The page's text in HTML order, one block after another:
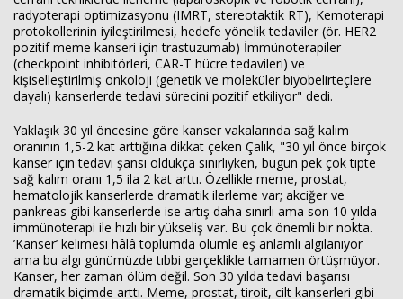
radyoterapi optimizasyonu (IMRT, stereotaktik RT), Kemoterapi
protokollerinin iyileştirilmesi, hedefe yönelik tedaviler (ör. HER2
pozitif meme kanseri için trastuzumab) İmmünoterapiler
(checkpoint inhibitörleri, CAR-T hücre tedavileri) ve
kişiselleştirilmiş onkoloji (genetik ve moleküler biyobelirteçlere
dayalı) kanserlerde tedavi sürecini pozitif etkiliyor" dedi.
Yaklaşık 30 yıl öncesine göre kanser vakalarında sağ kalım
oranının 1,5-2 kat arttığına dikkat çeken Çalık, "30 yıl önce birçok
kanser için tedavi şansı oldukça sınırlıyken, bugün pek çok tipte
sağ kalım oranı 1,5 ila 2 kat arttı. Özellikle meme, prostat,
hematolojik kanserlerde dramatik ilerleme var; akciğer ve
pankreas gibi kanserlerde ise artış daha sınırlı ama son 10 yılda
immünoterapi ile hızlı bir yükseliş var. Bu çok önemli bir nokta.
’Kanser’ kelimesi hâlâ toplumda ölümle eş anlamlı algılanıyor
ama bu algı günümüzde tıbbi gerçeklikle tamamen örtüşmüyor.
Kanser, her zaman ölüm değil. Son 30 yılda tedavi başarısı
dramatik biçimde arttı. Meme, prostat, tiroit, cilt kanserleri gibi